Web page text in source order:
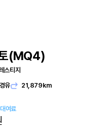
(MQ4)
스티지
경유 21,879km
여료